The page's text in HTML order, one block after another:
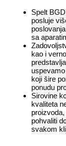
Spelt
posluje
sa
kao i
koji šire
ponudu
Sirovine
kvaliteta
pohvaliti
svakom